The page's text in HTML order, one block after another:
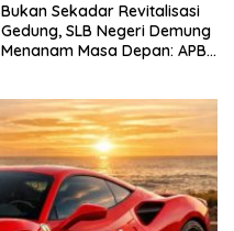
Bukan Sekadar Revitalisasi
Gedung, SLB Negeri Demung
Menanam Masa Depan: APBN
Khusus Menjadi Kemandirian